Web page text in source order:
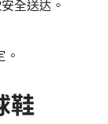
全送达。
鞋